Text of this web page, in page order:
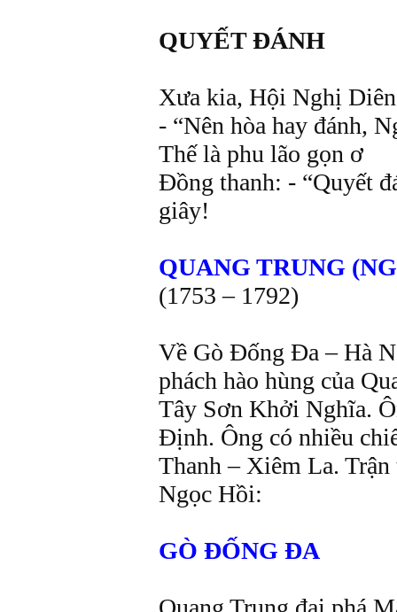
QUYẾT ĐÁNH
Xưa kia, Hội Nghị
- “Nên hòa hay đánh,
Thế là phu lão gọn ơ
Đồng thanh: - “Quyết
giây!
QUANG TRUNG
(1753 – 1792)
Về Gò Đống Đa – Hà
phách hào hùng của
Tây Sơn Khởi Nghĩa.
Định. Ông có nhiều
Thanh – Xiêm La.
Ngọc Hồi:
GÒ ĐỐNG ĐA